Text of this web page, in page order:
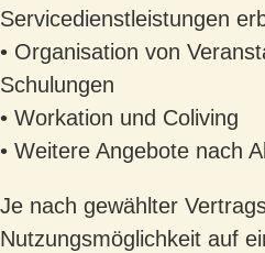
Servicedienstleistungen
• Organisation von
Schulungen
• Workation und Coliving
• Weitere Angebote nach
Je nach gewählter
Nutzungsmöglichkeit auf